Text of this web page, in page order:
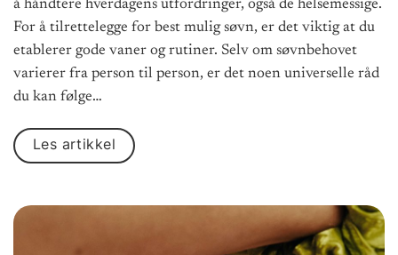
å håndtere hverdagens utfordringer, også de helsemessige.
For å tilrettelegge for best mulig søvn, er det viktig at du
etablerer gode vaner og rutiner. Selv om søvnbehovet
varierer fra person til person, er det noen universelle råd
du kan følge…
Les artikkel